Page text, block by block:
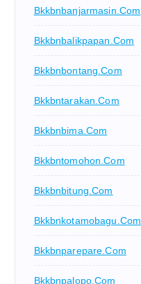
Bkkbnbanjarmasin.com
Bkkbnbalikpapan.com
Bkkbnbontang.com
Bkkbntarakan.com
Bkkbnbima.com
Bkkbntomohon.com
Bkkbnbitung.com
Bkkbnkotamobagu.com
Bkkbnparepare.com
Bkkbnpalopo.com